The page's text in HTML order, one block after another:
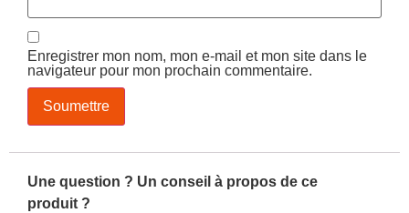
Enregistrer mon nom, mon e-mail et mon site dans le
navigateur pour mon prochain commentaire.
Une question ? Un conseil à propos de ce
produit ?